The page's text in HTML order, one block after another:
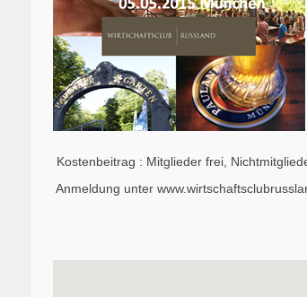
Kostenbeitrag : Mitglieder frei,
Anmeldung unter